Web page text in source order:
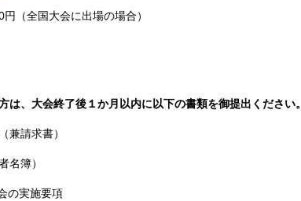
（全国大会に出場の場合）
は、大会終了後１か月以内に以下の書類を御提出ください。
兼請求書）
名簿）
の実施要項